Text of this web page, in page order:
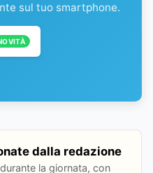
sul tuo smartphone.
dalla redazione
la giornata, con